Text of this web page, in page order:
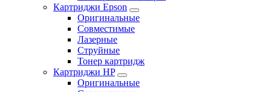
Картриджи Epson
Оригинальные
Совместимые
Лазерные
Струйные
Тонер картридж
Картриджи HP
Оригинальные